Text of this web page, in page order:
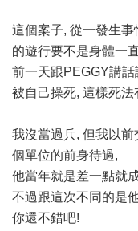
這個案子, 從一發生
的遊行要不是身體一
前一天跟PEGGY講
被自己操死, 這樣死
我沒當過兵, 但我以
個單位的前身待過,
他當年就是差一點就
不過跟這次不同的是
你還不錯吧!